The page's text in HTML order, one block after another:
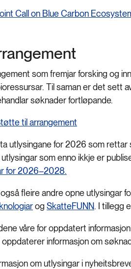
Call on Blue Carbon
som fremjar forsking og
Til saman er det sett
søknader fortløpande.
til arrangement
utlysingane for 2026 som
som enno ikkje er
for 2026–2028.
fleire andre opne utlysingar
og SkatteFUNN. I tillegg
våre for oppdatert
informasjon om
om utlysingar i